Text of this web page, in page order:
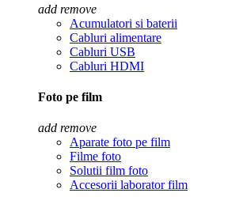
add remove
Acumulatori si baterii
Cabluri alimentare
Cabluri USB
Cabluri HDMI
Foto pe film
add remove
Aparate foto pe film
Filme foto
Solutii film foto
Accesorii laborator film